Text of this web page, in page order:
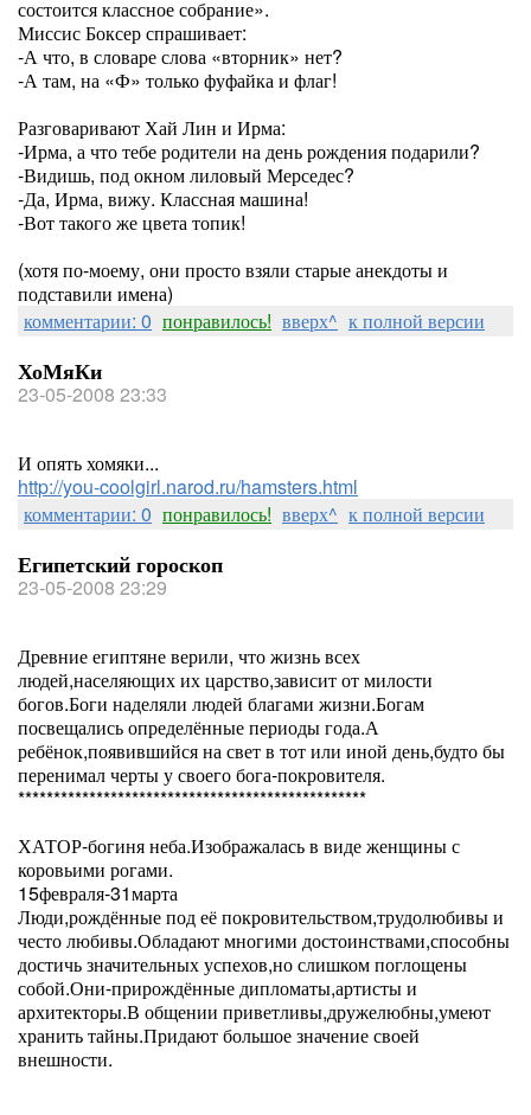
состоится классное собрание».
Миссис Боксер спрашивает:
-А что, в словаре слова «вторник» нет?
-А там, на «Ф» только фуфайка и флаг!
Разговаривают Хай Лин и Ирма:
-Ирма, а что тебе родители на день рождения подарили?
-Видишь, под окном лиловый Мерседес?
-Да, Ирма, вижу. Классная машина!
-Вот такого же цвета топик!
(хотя по-моему, они просто взяли старые анекдоты и
подставили имена)
комментарии: 0 понравилось! вверх^ к полной версии
ХоМяКи
23-05-2008 23:33
И опять хомяки...
http://you-coolgirl.narod.ru/hamsters.html
комментарии: 0 понравилось! вверх^ к полной версии
Египетский гороскоп
23-05-2008 23:29
Древние египтяне верили, что жизнь всех
людей,населяющих их царство,зависит от милости
богов.Боги наделяли людей благами жизни.Богам
посвещались определённые периоды года.А
ребёнок,появившийся на свет в тот или иной день,будто бы
перенимал черты у своего бога-покровителя.
*************************************************
ХАТОР-богиня неба.Изображалась в виде женщины с
коровьими рогами.
15февраля-31марта
Люди,рождённые под её покровительством,трудолюбивы и
често любивы.Обладают многими достоинствами,способны
достичь значительных успехов,но слишком поглощены
собой.Они-прирождённые дипломаты,артисты и
архитекторы.В общении приветливы,дружелюбны,умеют
хранить тайны.Придают большое значение своей
внешности.